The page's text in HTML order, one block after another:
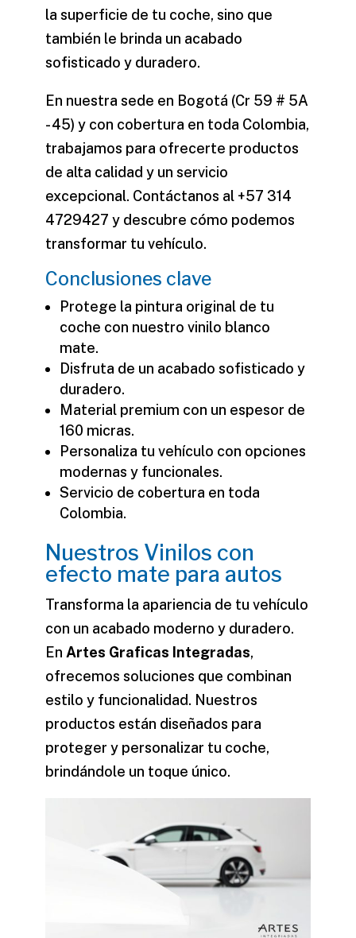
la superficie de tu coche, sino que
también le brinda un acabado
sofisticado y duradero.
En nuestra sede en Bogotá (Cr 59 # 5A
- 45) y con cobertura en toda Colombia,
trabajamos para ofrecerte productos
de alta calidad y un servicio
excepcional. Contáctanos al +57 314
4729427 y descubre cómo podemos
transformar tu vehículo.
Conclusiones clave
Protege la pintura original de tu
coche con nuestro vinilo blanco
mate.
Disfruta de un acabado sofisticado y
duradero.
Material premium con un espesor de
160 micras.
Personaliza tu vehículo con opciones
modernas y funcionales.
Servicio de cobertura en toda
Colombia.
Nuestros Vinilos con
efecto mate para autos
Transforma la apariencia de tu vehículo
con un acabado moderno y duradero.
En Artes Graficas Integradas,
ofrecemos soluciones que combinan
estilo y funcionalidad. Nuestros
productos están diseñados para
proteger y personalizar tu coche,
brindándole un toque único.